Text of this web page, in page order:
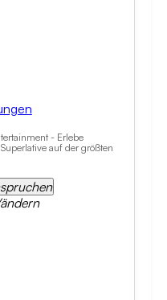
- Erlebe
auf der größten